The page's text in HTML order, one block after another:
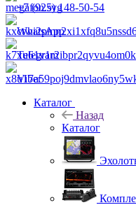
+7 (925) 148-50-54
WhatsApp
Telegram
Viber
Каталог
Назад
Каталог